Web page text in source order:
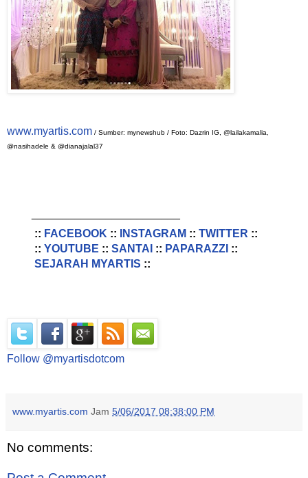
www.myartis.com / Sumber: mynewshub / Foto: Dazrin IG, @lailakamalia,
@nasihadele & @dianajalal37
:: FACEBOOK :: INSTAGRAM :: TWITTER ::
:: YOUTUBE :: SANTAI :: PAPARAZZI ::
SEJARAH MYARTIS ::
Follow @myartisdotcom
www.myartis.com Jam 5/06/2017 08:38:00 PM
No comments: